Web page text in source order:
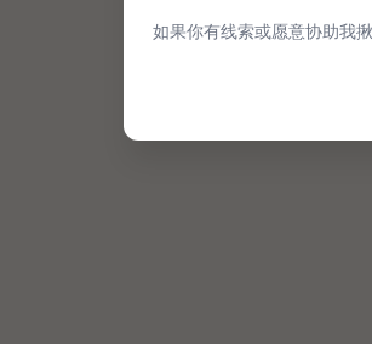
如果你有线索或愿意协助我